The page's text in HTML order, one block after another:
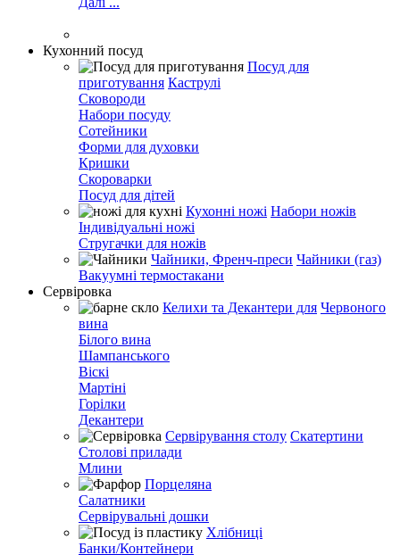
Кухонний посуд
Посуд для
приготування Каструлі
Сковороди
Набори посуду
Сотейники
Форми для духовки
Кришки
Скороварки
Посуд для дітей
Кухонні ножі Набори ножів
Індивідуальні ножі
Стругачки для ножів
Чайники, Френч-преси Чайники (газ)
Вакуумні термостакани
Сервіровка
Келихи та Декантери для Червоного
вина
Білого вина
Шампанського
Віскі
Мартіні
Горілки
Декантери
Сервірування столу Скатертини
Столові прилади
Млини
Порцеляна
Салатники
Сервірувальні дошки
Хлібниці
Банки/Контейнери